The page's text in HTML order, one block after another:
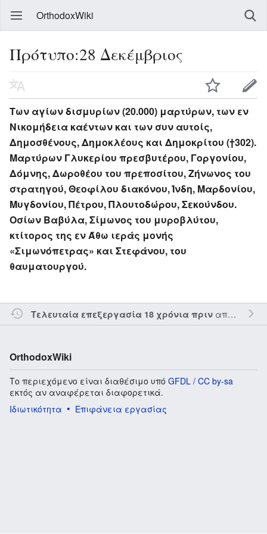
OrthodoxWiki
Πρότυπο:28 Δεκέμβριος
Των αγίων δισμυρίων (20.000) μαρτύρων, των εν
Νικομήδεια καέντων και των συν αυτοίς,
Δημοσθένους, Δημοκλέους και Δημοκρίτου (†302).
Μαρτύρων Γλυκερίου πρεσβυτέρου, Γοργονίου,
Δόμνης, Δωροθέου του πρεποσίτου, Ζήνωνος του
στρατηγού, Θεοφίλου διακόνου, Ίνδη, Μαρδονίου,
Μυγδονίου, Πέτρου, Πλουτοδώρου, Σεκούνδου.
Οσίων Βαβύλα, Σίμωνος του μυροβλύτου,
κτίτορος της εν Άθω ιεράς μονής
«Σιμωνόπετρας» και Στεφάνου, του
θαυματουργού.
Τελευταία επεξεργασία 18 χρόνια πριναπό τον την
OrthodoxWiki
Το περιεχόμενο είναι διαθέσιμο υπό GFDL / CC by-sa
εκτός αν αναφέρεται διαφορετικά.
Ιδιωτικότητα
Επιφάνεια εργασίας